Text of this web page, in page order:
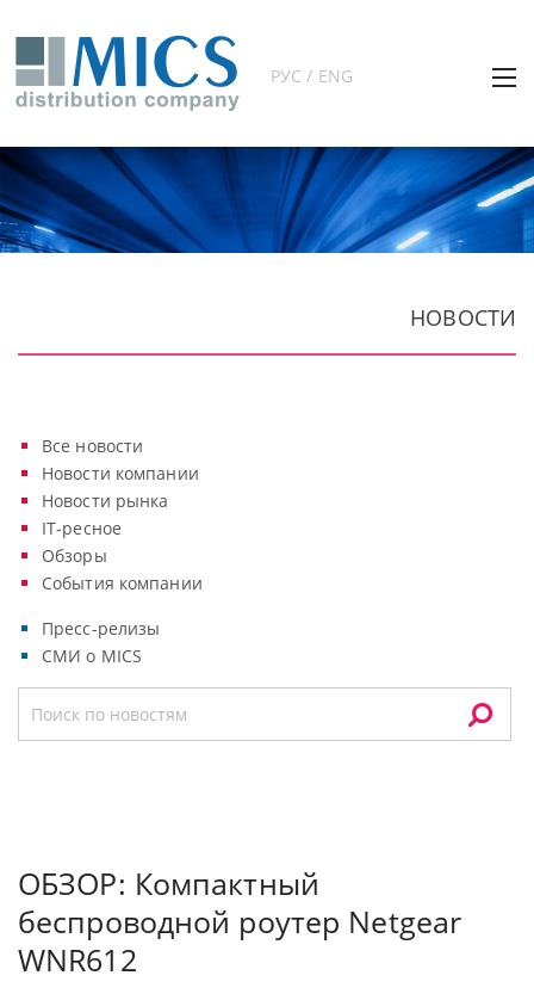
РУС / ENG
НОВОСТИ
Все новости
Новости компании
Новости рынка
IT-ресное
Обзоры
События компании
Пресс-релизы
СМИ о MICS
ОБЗОР: Компактный
беспроводной роутер Netgear
WNR612